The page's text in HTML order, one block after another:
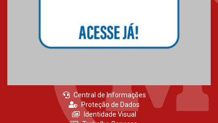
Central de Informações
Proteção de Dados
Identidade Visual